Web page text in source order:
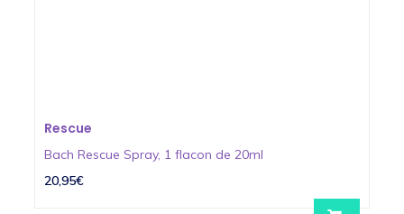
Rescue
Bach Rescue Spray, 1 flacon de 20ml
20,95€